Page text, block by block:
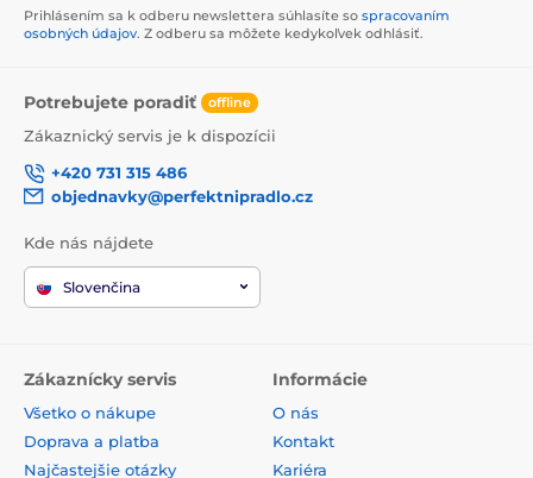
Prihlásením sa k odberu newslettera súhlasíte so spracovaním
osobných údajov. Z odberu sa môžete kedykoľvek odhlásiť.
Potrebujete poradiť offline
Zákaznický servis je k dispozícii
+420 731 315 486
objednavky@perfektnipradlo.cz
Kde nás nájdete
Slovenčina
Zákaznícky servis
Všetko o nákupe
Doprava a platba
Najčastejšie otázky
Informácie
O nás
Kontakt
Kariéra